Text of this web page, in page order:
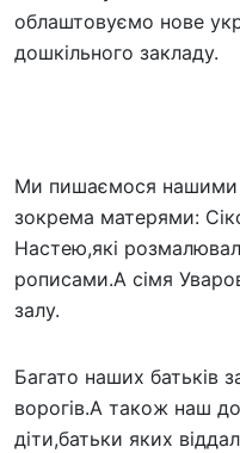
облаштовуємо нове
дошкільного закладу.
Ми пишаємося нашими
зокрема матерями:
Настею,які
рописами.А сімя
залу.
Багато наших батьків
ворогів.А також наш
діти,батьки яких